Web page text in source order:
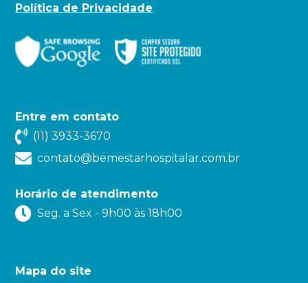
Política de Privacidade
Entre em contato
(11) 3933-3670
contato@bemestarhospitalar.com.br
Horário de atendimento
Seg. a Sex - 9h00 às 18h00
Mapa do site